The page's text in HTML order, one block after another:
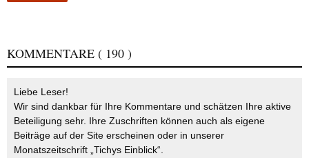
KOMMENTARE ( 190 )
Liebe Leser!
Wir sind dankbar für Ihre Kommentare und schätzen Ihre aktive
Beteiligung sehr. Ihre Zuschriften können auch als eigene
Beiträge auf der Site erscheinen oder in unserer
Monatszeitschrift „Tichys Einblick“.